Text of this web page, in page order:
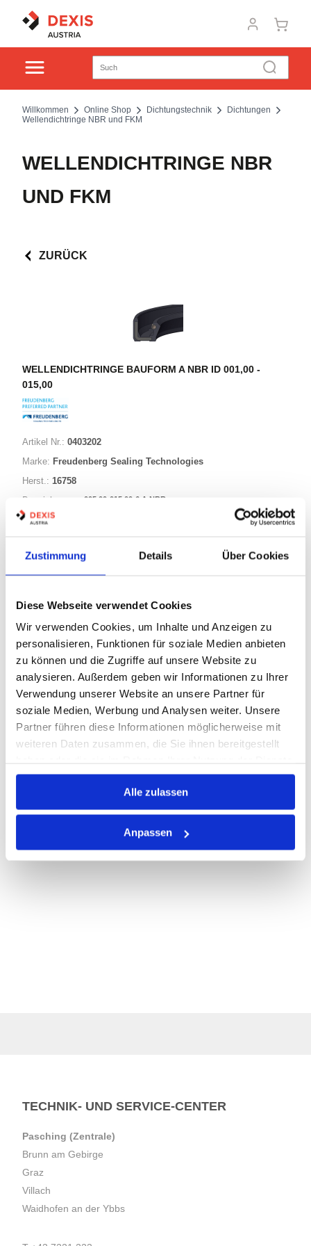
Zustimmung Details Über Cookies
Diese Webseite verwendet Cookies
Wir verwenden Cookies, um Inhalte und Anzeigen zu
personalisieren, Funktionen für soziale Medien anbieten
zu können und die Zugriffe auf unsere Website zu
analysieren. Außerdem geben wir Informationen zu Ihrer
Verwendung unserer Website an unsere Partner für
soziale Medien, Werbung und Analysen weiter. Unsere
Partner führen diese Informationen möglicherweise mit
weiteren Daten zusammen, die Sie ihnen bereitgestellt
gesammelt haben.
Alle zulassen
Anpassen
Willkommen Online Shop Dichtungstechnik
Dichtungen
Wellendichtringe NBR und FKM
WELLENDICHTRINGE NBR
UND FKM
ZURÜCK
WELLENDICHTRINGE BAUFORM A NBR ID 001,00 -
015,00
Artikel Nr.: 0403202
Marke: Freudenberg Sealing Technologies
Herst.: 16758
Bezeichnung:
005,00-015,00-6 A NBR
Innen Ø:
Bauform: A
125 Varianten
STK Warenkorb
Nicht auf Lager
VARIANTEN
TECHNIK- UND SERVICE-CENTER
Pasching (Zentrale)
Brunn am Gebirge
Graz
Villach
Waidhofen an der Ybbs